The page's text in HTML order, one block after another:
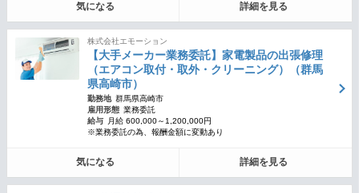
気になる 詳細を見る
株式会社エモーション
【大手メーカー業務委託】家電製品の出張修理
（エアコン取付・取外・クリーニング）（群馬
県高崎市）
勤務地 群馬県高崎市
雇用形態 業務委託
給与
月給 600,000～1,200,000円
※業務委託の為、報酬金額に変動あり
気になる 詳細を見る